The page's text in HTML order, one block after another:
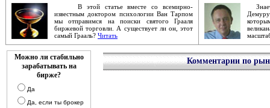
В этой статье вместе со всемирно-
известным доктором психологии Ван Тарпом
мы отправимся на поиски святого Грааля
биржевой торговли. А существует ли он, этот
самый Грааль? Читать
Можно ли стабильно
зарабатывать на
бирже?
Да
Да, если ты брокер
Комментарии по